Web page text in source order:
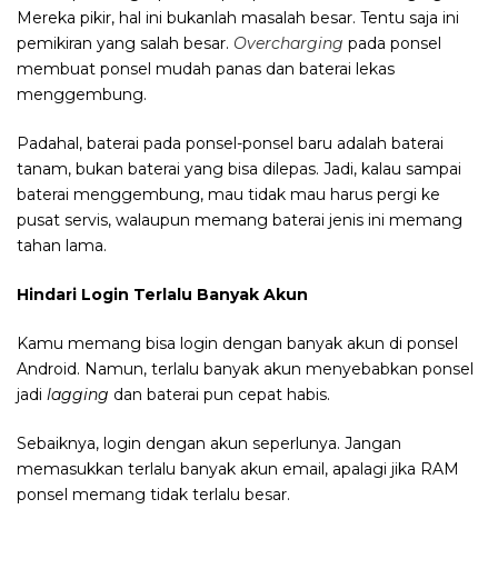
Mereka pikir, hal ini bukanlah masalah besar. Tentu saja ini
pemikiran yang salah besar. Overcharging pada ponsel
membuat ponsel mudah panas dan baterai lekas
menggembung.
Padahal, baterai pada ponsel-ponsel baru adalah baterai
tanam, bukan baterai yang bisa dilepas. Jadi, kalau sampai
baterai menggembung, mau tidak mau harus pergi ke
pusat servis, walaupun memang baterai jenis ini memang
tahan lama.
Hindari Login Terlalu Banyak Akun
Kamu memang bisa login dengan banyak akun di ponsel
Android. Namun, terlalu banyak akun menyebabkan ponsel
jadi lagging dan baterai pun cepat habis.
Sebaiknya, login dengan akun seperlunya. Jangan
memasukkan terlalu banyak akun email, apalagi jika RAM
ponsel memang tidak terlalu besar.